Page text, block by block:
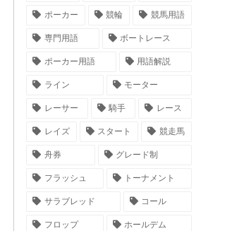
ポーカー 競輪 競馬用語
専門用語 ボートレース
ポーカー用語 用語解説
ライン モーター
レーサー 騎手 レース
レイズ スタート 競走馬
舟券 グレード制
フラッシュ トーナメント
サラブレッド コール
フロップ ホールデム